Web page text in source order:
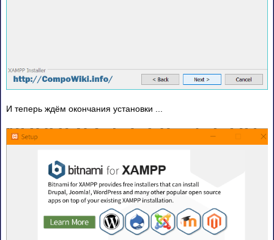
И теперь ждём окончания установки ...